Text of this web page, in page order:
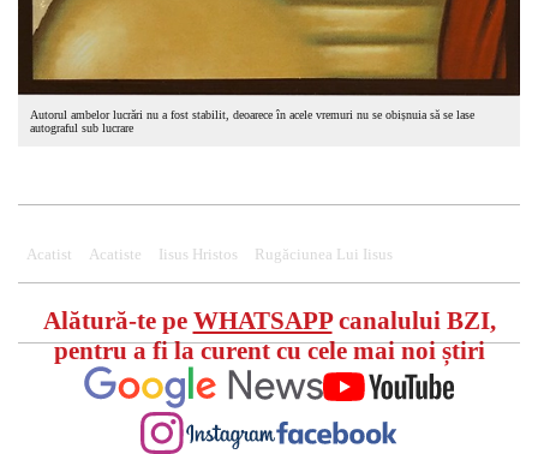
Autorul ambelor lucrări nu a fost stabilit, deoarece în acele vremuri nu se obișnuia să se lase
autograful sub lucrare
Acatist Acatiste Iisus Hristos Rugăciunea Lui Iisus
Alătură-te pe WHATSAPPcanalului BZI,
pentru a fi la curent cu cele mai noi știri